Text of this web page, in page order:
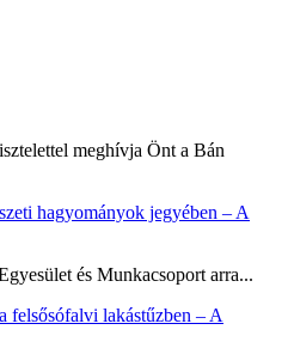
meghívja Önt a Bán
hagyományok jegyében – A
és Munkacsoport arra...
felsősófalvi lakástűzben – A